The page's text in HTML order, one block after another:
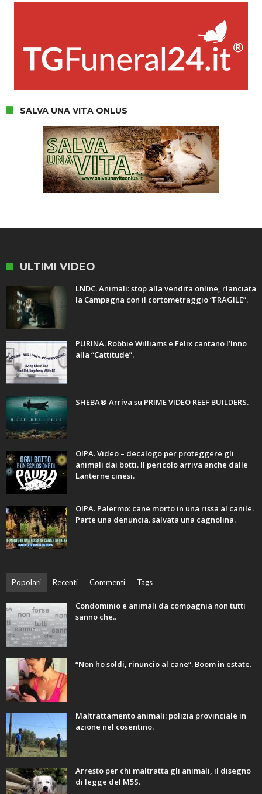
SALVA UNA VITA ONLUS
ULTIMI VIDEO
LNDC. Animali: stop alla vendita online, rlanciata
la Campagna con il cortometraggio “FRAGILE”.
PURINA. Robbie Williams e Felix cantano l’Inno
alla “Cattitude”.
SHEBA® Arriva su PRIME VIDEO REEF BUILDERS.
OIPA. Video – decalogo per proteggere gli
animali dai botti. Il pericolo arriva anche dalle
Lanterne cinesi.
OIPA. Palermo: cane morto in una rissa al canile.
Parte una denuncia. salvata una cagnolina.
Popolari Recenti Commenti Tags
Condominio e animali da compagnia non tutti
sanno che..
“Non ho soldi, rinuncio al cane”. Boom in estate.
Maltrattamento animali: polizia provinciale in
azione nel cosentino.
Arresto per chi maltratta gli animali, il disegno
di legge del M5S.